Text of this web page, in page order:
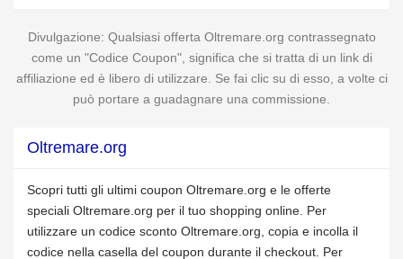
Divulgazione: Qualsiasi offerta Oltremare.org contrassegnato
come un "Codice Coupon", significa che si tratta di un link di
affiliazione ed è libero di utilizzare. Se fai clic su di esso, a volte ci
può portare a guadagnare una commissione.
Oltremare.org
Scopri tutti gli ultimi coupon Oltremare.org e le offerte
speciali Oltremare.org per il tuo shopping online. Per
utilizzare un codice sconto Oltremare.org, copia e incolla il
codice nella casella del coupon durante il checkout. Per